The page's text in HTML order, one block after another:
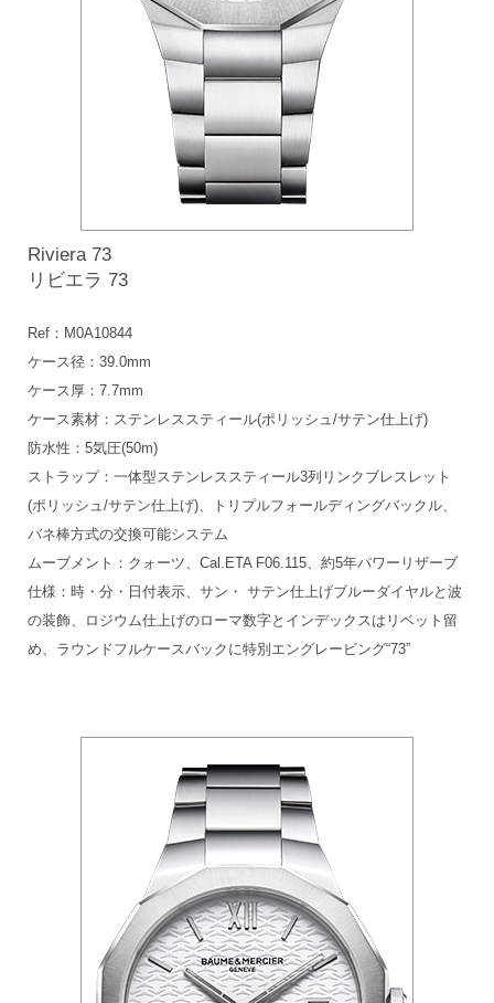
Riviera 73
リビエラ 73
Ref：M0A10844
ケース径：39.0mm
ケース厚：7.7mm
ケース素材：ステンレススティール(ポリッシュ/サテン仕上げ)
防水性：5気圧(50m)
ストラップ：一体型ステンレススティール3列リンクブレスレット
(ポリッシュ/サテン仕上げ)、トリプルフォールディングバックル、
バネ棒方式の交換可能システム
ムーブメント：クォーツ、Cal.ETA F06.115、約5年パワーリザーブ
仕様：時・分・日付表示、サン・ サテン仕上げブルーダイヤルと波
の装飾、ロジウム仕上げのローマ数字とインデックスはリベット留
め、ラウンドフルケースバックに特別エングレービング“73”